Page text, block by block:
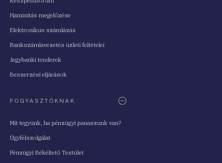
Hamisítás megelőzése
Elektronikus számlázás
Bankszámlavezetés üzleti feltételei
Jegybanki tenderek
Beszerzési eljárások
FOGYASZTÓKNAK
Mit tegyünk, ha pénzügyi panaszunk van?
Ügyfélszolgálat
Pénzügyi Békéltető Testület